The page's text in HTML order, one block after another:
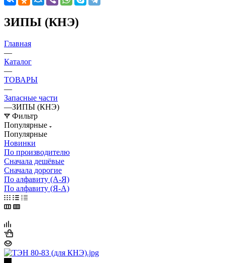
ЗИПЫ (КНЭ)
Главная
—
Каталог
—
ТОВАРЫ
—
Запасные части
—ЗИПЫ (КНЭ)
Фильтр
Популярные
Популярные
Новинки
По производителю
Сначала дешёвые
Сначала дорогие
По алфавиту (А-Я)
По алфавиту (Я-А)